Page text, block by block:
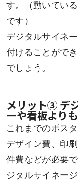
す。（動いてい
です）
デジタルサイネ
付けることがで
でしょう。
メリット③ デ
ーや看板より
これまでのポス
デザイン費、印
件費などが必要
ジタルサイネー